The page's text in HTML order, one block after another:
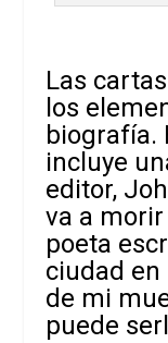
Las
los
biografía.
incluye
editor,
va a
poeta
ciudad en
de mi
puede